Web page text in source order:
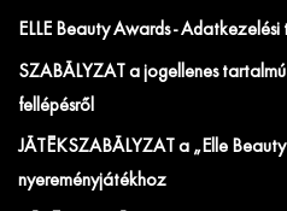
ELLE Beauty Awards -
SZABÁLYZAT a jogellenes
fellépésről
JÁTÉKSZABÁLYZAT a „Elle
nyereményjátékhoz